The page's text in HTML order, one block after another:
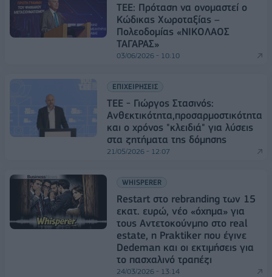
ΤΕΕ: Πρόταση να ονομαστεί ο
Κώδικας Χωροταξίας –
Πολεοδομίας «ΝΙΚΟΛΑΟΣ
ΤΑΓΑΡΑΣ»
03/06/2026 - 10:10
ΕΠΙΧΕΙΡΗΣΕΙΣ
ΤΕΕ - Γιώργος Στασινός:
Ανθεκτικότητα,προσαρμοστικότητα
και ο χρόνος "κλειδιά" για λύσεις
στα ζητήματα της δόμησης
21/05/2026 - 12:07
WHISPERER
Restart στο rebranding των 15
εκατ. ευρώ, νέο «όχημα» για
τους Αντετοκούνμπο στο real
estate, η Praktiker που έγινε
Dedeman και οι εκτιμήσεις για
το πασχαλινό τραπέζι
24/03/2026 - 13:14